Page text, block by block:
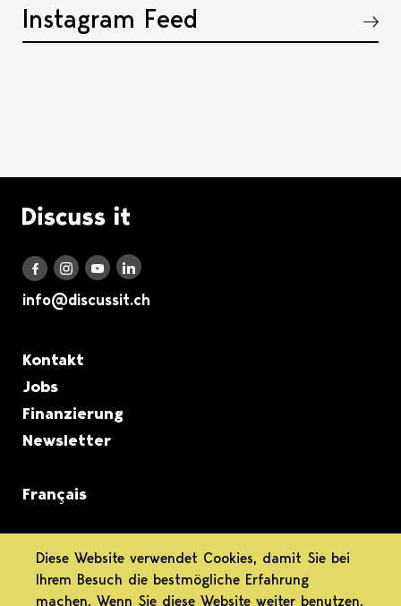
Instagram Feed
Akkordeon öffnen, bzw. schliessen
Logo Discuss it
Discuss it auf Facebook
Discuss it auf Instagram
Discuss it auf Youtube
Discuss it auf LinkedIn
info@discussit.ch
Metanavigation
Kontakt
Jobs
Finanzierung
Newsletter
Français
informiert.
Diese Website verwendet Cookies, damit Sie bei
Ihrem Besuch die bestmögliche Erfahrung
machen. Wenn Sie diese Website weiter benutzen,